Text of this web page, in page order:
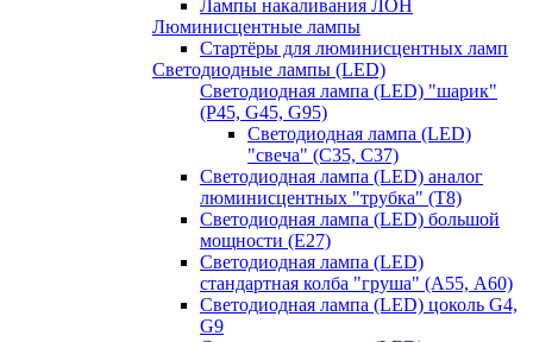
Лампы накаливания ЛОН
Люминисцентные лампы
Стартёры для люминисцентных ламп
Светодиодные лампы (LED)
Светодиодная лампа (LED) "шарик"
(P45, G45, G95)
Светодиодная лампа (LED)
"свеча" (С35, С37)
Светодиодная лампа (LED) аналог
люминисцентных "трубка" (T8)
Светодиодная лампа (LED) большой
мощности (Е27)
Светодиодная лампа (LED)
стандартная колба "груша" (А55, А60)
Светодиодная лампа (LED) цоколь G4,
G9